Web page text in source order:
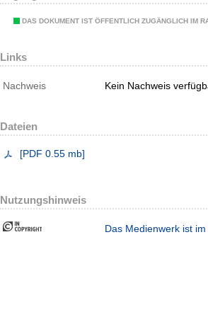
DAS DOKUMENT IST ÖFFENTLICH ZUGÄNGLICH IM
Links
Nachweis Kein Nachweis
Dateien
[PDF 0.55 mb]
Nutzungshinweis
Das Medienwerk ist